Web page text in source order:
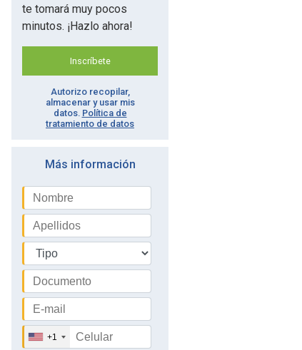
te tomará muy pocos
minutos. ¡Hazlo ahora!
Inscríbete
Autorizo recopilar,
almacenar y usar mis
datos. Política de
tratamiento de datos
Más información